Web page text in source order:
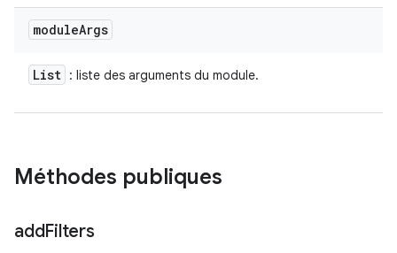
moduleArgs
List : liste des arguments du module.
Méthodes publiques
addFilters